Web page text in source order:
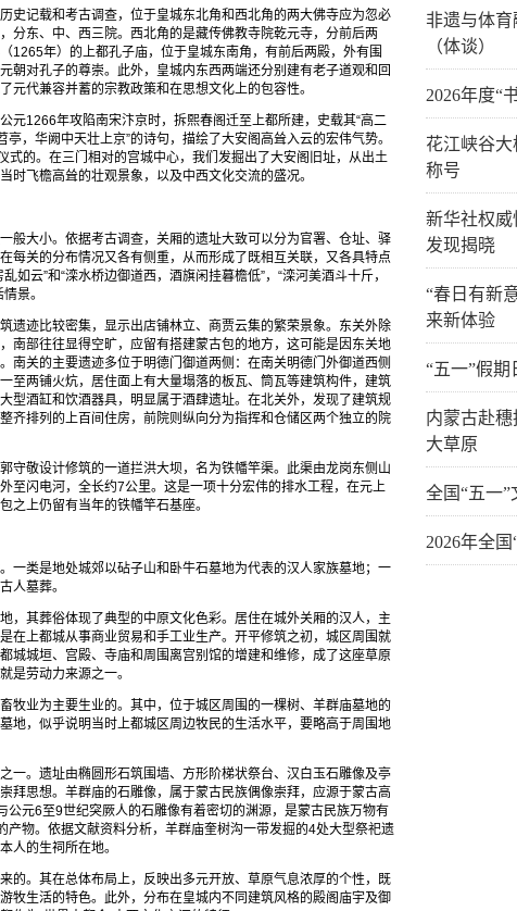
史记载和考古调查，位于皇城东北角和西北角的两大佛寺应为忽必
分东、中、西三院。西北角的是藏传佛教寺院乾元寺，分前后两
1265年）的上都孔子庙，位于皇城东南角，有前后两殿，外有围
朝对孔子的尊崇。此外，皇城内东西两端还分别建有老子道观和回
元代兼容并蓄的宗教政策和在思想文化上的包容性。
元1266年攻陷南宋汴京时，拆熙春阁迁至上都所建，史载其“高二
，华阙中天壮上京”的诗句，描绘了大安阁高耸入云的宏伟气势。
的。在三门相对的宫城中心，我们发掘出了大安阁旧址，从出土
时飞檐高耸的壮观景象，以及中西文化交流的盛况。
般大小。依据考古调查，关厢的遗址大致可以分为官署、仓址、驿
每关的分布情况又各有侧重，从而形成了既相互关联，又各具特点
如云”和“滦水桥边御道西，酒旗闲挂暮檐低”，“滦河美酒斗十斤，
景。
遗迹比较密集，显示出店铺林立、商贾云集的繁荣景象。东关外除
南部往往显得空旷，应留有搭建蒙古包的地方，这可能是因东关地
南关的主要遗迹多位于明德门御道两侧：在南关明德门外御道西侧
至两铺火炕，居住面上有大量塌落的板瓦、筒瓦等建筑构件，建筑
型酒缸和饮酒器具，明显属于酒肆遗址。在北关外，发现了建筑规
齐排列的上百间住房，前院则纵向分为指挥和仓储区两个独立的院
守敬设计修筑的一道拦洪大坝，名为铁幡竿渠。此渠由龙岗东侧山
至闪电河，全长约7公里。这是一项十分宏伟的排水工程，在元上
之上仍留有当年的铁幡竿石基座。
一类是地处城郊以砧子山和卧牛石墓地为代表的汉人家族墓地；一
人墓葬。
，其葬俗体现了典型的中原文化色彩。居住在城外关厢的汉人，主
在上都城从事商业贸易和手工业生产。开平修筑之初，城区周围就
城城垣、宫殿、寺庙和周围离宫别馆的增建和维修，成了这座草原
是劳动力来源之一。
牧业为主要生业的。其中，位于城区周围的一棵树、羊群庙墓地的
地，似乎说明当时上都城区周边牧民的生活水平，要略高于周围地
一。遗址由椭圆形石筑围墙、方形阶梯状祭台、汉白玉石雕像及亭
拜思想。羊群庙的石雕像，属于蒙古民族偶像崇拜，应源于蒙古高
公元6至9世纪突厥人的石雕像有着密切的渊源，是蒙古民族万物有
产物。依据文献资料分析，羊群庙奎树沟一带发掘的4处大型祭祀遗
人的生祠所在地。
的。其在总体布局上，反映出多元开放、草原气息浓厚的个性，既
牧生活的特色。此外，分布在皇城内不同建筑风格的殿阁庙宇及御
非遗与体育
（体谈）
2026年度“
花江峡谷大
称号
新华社权威
发现揭晓
“春日有新
来新体验
“五一”假
内蒙古赴
大草原
全国“五一
2026年全